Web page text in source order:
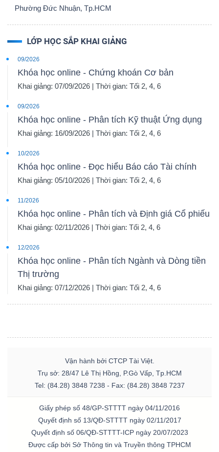
Phường Đức Nhuận, Tp.HCM
LỚP HỌC SẮP KHAI GIẢNG
09/2026
Khóa học online - Chứng khoán Cơ bản
Khai giảng: 07/09/2026 | Thời gian: Tối 2, 4, 6
09/2026
Khóa học online - Phân tích Kỹ thuật Ứng dụng
Khai giảng: 16/09/2026 | Thời gian: Tối 2, 4, 6
10/2026
Khóa học online - Đọc hiểu Báo cáo Tài chính
Khai giảng: 05/10/2026 | Thời gian: Tối 2, 4, 6
11/2026
Khóa học online - Phân tích và Định giá Cổ phiếu
Khai giảng: 02/11/2026 | Thời gian: Tối 2, 4, 6
12/2026
Khóa học online - Phân tích Ngành và Dòng tiền
Thị trường
Khai giảng: 07/12/2026 | Thời gian: Tối 2, 4, 6
Vận hành bởi CTCP Tài Việt.
Trụ sở: 28/47 Lê Thị Hồng, P.Gò Vấp, Tp.HCM
Tel: (84.28) 3848 7238 - Fax: (84.28) 3848 7237
Giấy phép số 48/GP-STTTT ngày 04/11/2016
Quyết định số 13/QĐ-STTTT ngày 02/11/2017
Quyết định số 06/QĐ-STTTT-ICP ngày 20/07/2023
Được cấp bởi Sở Thông tin và Truyền thông TPHCM